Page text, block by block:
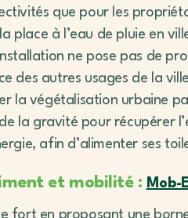
que pour les
place à l’eau de pluie en
ne pose pas de
des autres usages de la
la végétalisation urbaine
la gravité pour récupérer
afin d’alimenter ses
et mobilité : Mob-
fort en proposant une